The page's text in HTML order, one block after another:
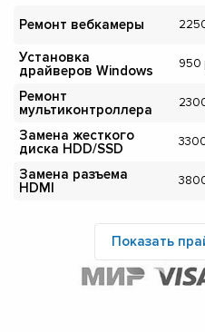
Ремонт вебкамеры
Установка
драйверов Windows
950
Ремонт
мультиконтроллера
Замена жесткого
диска HDD/SSD
Замена разъема
HDMI
Показать